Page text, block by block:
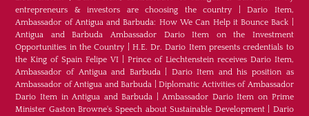
entrepreneurs & investors are choosing the country |Dario Item,
Ambassador of Antigua and Barbuda: How We Can Help it Bounce Back
Antigua and Barbuda Ambassador Dario Item on the Investment
Opportunities in the Country
H.E. Dr. Dario Item presents credentials to
the King of Spain Felipe VI
Prince of Liechtenstein receives Dario Item,
Ambassador of Antigua and Barbuda| Dario Item and his position as
Ambassador of Antigua and Barbuda |Diplomatic Activities of Ambassador
Dario Item in Antigua and Barbuda |Ambassador Dario Item on Prime
Minister Gaston Browne's Speech about Sustainable Development| Dario